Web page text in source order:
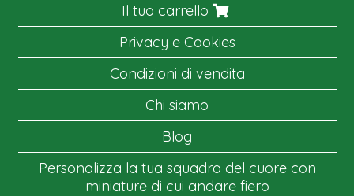
Il tuo carrello
Privacy e Cookies
Condizioni di vendita
Chi siamo
Blog
Personalizza la tua squadra del cuore con
miniature di cui andare fiero